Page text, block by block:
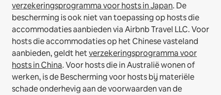
verzekeringsprogramma voor hosts in Japan. De
bescherming is ook niet van toepassing op hosts die
accommodaties aanbieden via Airbnb Travel LLC.Voor
hosts die accommodaties op het Chinese vasteland
aanbieden, geldt hetverzekeringsprogramma voor
hosts in China.Voor hosts die in Australië wonen of
werken, is de Bescherming voor hosts bij materiële
schade onderhevig aan de voorwaarden van de